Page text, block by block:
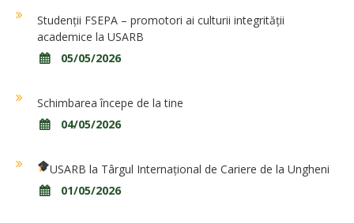
Studenții FSEPA – promotori ai culturii integrității
academice la USARB
05/05/2026
Schimbarea începe de la tine
04/05/2026
USARB la Târgul Internațional de Cariere de la Ungheni
01/05/2026